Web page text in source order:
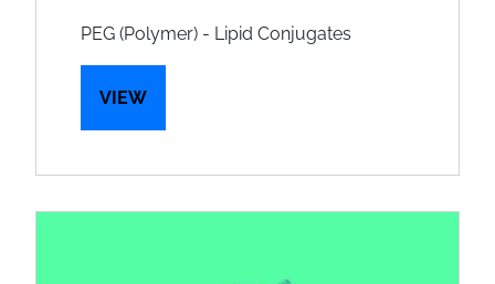
PEG (Polymer) - Lipid Conjugates
VIEW